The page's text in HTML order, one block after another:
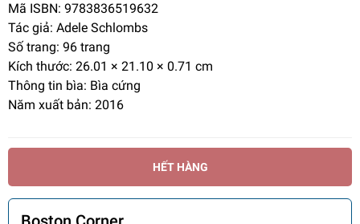
Mã ISBN: 9783836519632
Tác giả: Adele Schlombs
Số trang: 96 trang
Kích thước: 26.01 × 21.10 × 0.71 cm
Thông tin bìa: Bìa cứng
Năm xuất bản: 2016
HẾT HÀNG